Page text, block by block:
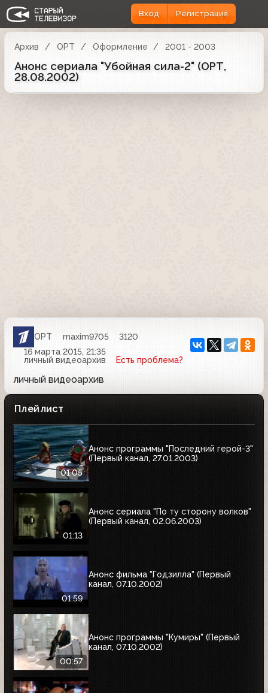
Вход Регистрация
Архив ОРТ Оформление 2001 - 2003
Анонс сериала "Убойная сила-2" (ОРТ,
28.08.2002)
ОРТ maxim9705
3120
16 марта 2015, 21:35
личный видеоархив
Есть проблема?
личный видеоархив
Плейлист
01:05
Анонс программы "Последний герой-3"
(Первый канал, 27.01.2003)
01:13
Анонс сериала "По ту сторону волков"
(Первый канал, 02.06.2003)
01:59
Анонс фильма "Годзилла" (Первый
канал, 07.10.2002)
00:57
Анонс программы "Кумиры" (Первый
канал, 07.10.2002)